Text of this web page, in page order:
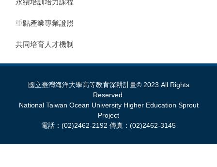
永續培訓培力課程
重點產業專業證照
共同培育人才機制
國立臺灣海洋大學高等教育深耕計畫© 2023 All Rights
Reserved.
National Taiwan Ocean University Higher Education Sprout
Project
電話：(02)2462-2192 傳真：(02)2462-3145